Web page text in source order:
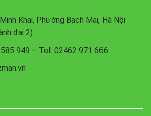
Khai, Phường Bạch Mai, Hà Nội
đai 2)
949 – Tel: 02462 971 666